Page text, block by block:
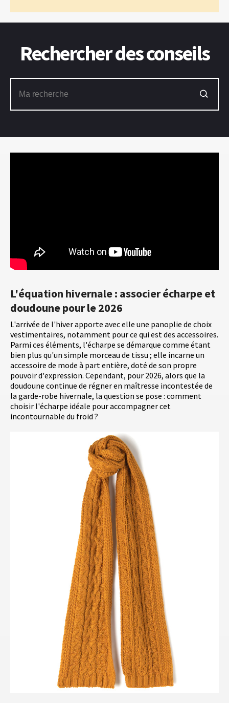
L'équation hivernale : associer écharpe et
doudoune pour le 2026
L'arrivée de l'hiver apporte avec elle une panoplie de choix
vestimentaires, notamment pour ce qui est des accessoires.
Parmi ces éléments, l'écharpe se démarque comme étant
bien plus qu'un simple morceau de tissu ; elle incarne un
accessoire de mode à part entière, doté de son propre
pouvoir d'expression. Cependant, pour 2026, alors que la
doudoune continue de régner en maîtresse incontestée de
la garde-robe hivernale, la question se pose : comment
choisir l'écharpe idéale pour accompagner cet
incontournable du froid ?
Rechercher des conseils